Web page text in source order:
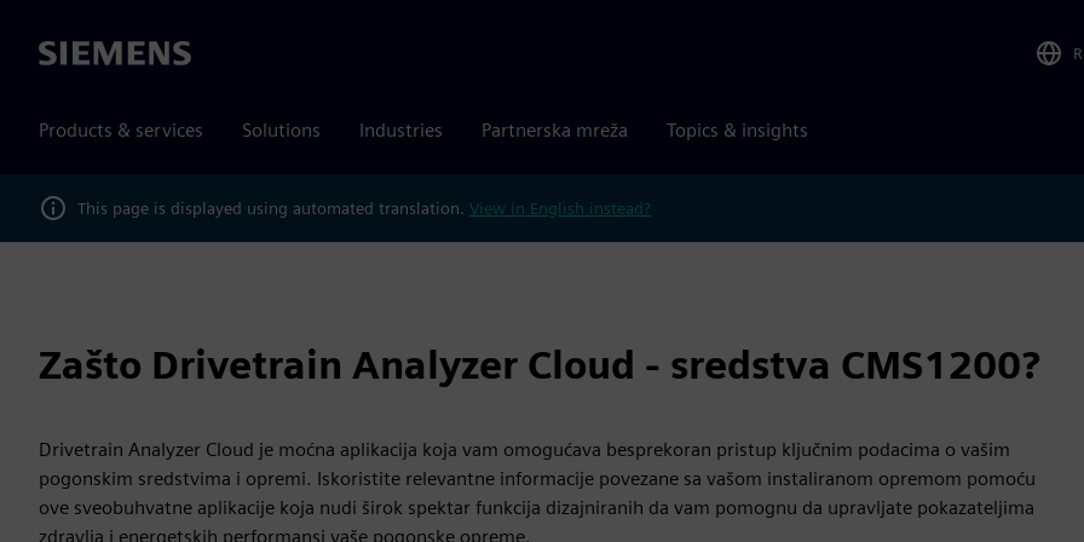
Siemens
Products & services Solutions Industries Partnerska mreža Topics & insights
This page is displayed using automated translation. View in English instead?
Zašto Drivetrain Analyzer Cloud - sredstva CMS1200?
Drivetrain Analyzer Cloud je moćna aplikacija koja vam omogućava besprekoran pristup ključnim podacima o vašim
pogonskim sredstvima i opremi. Iskoristite relevantne informacije povezane sa vašom instaliranom opremom pomoću
ove sveobuhvatne aplikacije koja nudi širok spektar funkcija dizajniranih da vam pomognu da upravljate pokazateljima
zdravlja i energetskih performansi vaše pogonske opreme.